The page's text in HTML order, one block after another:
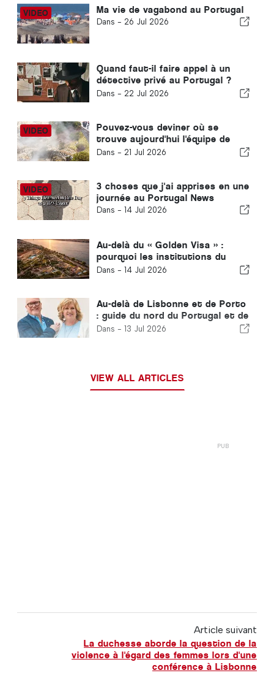
Ma vie de vagabond au Portugal
Dans - 26 Jul 2026
Quand faut-il faire appel à un
détective privé au Portugal ?
Cinq situations où des
Dans - 22 Jul 2026
Pouvez-vous deviner où se
trouve aujourd'hui l'équipe de
The Portugal News ?
Dans - 21 Jul 2026
3 choses que j'ai apprises en une
journée au Portugal News
Dans - 14 Jul 2026
Au-delà du « Golden Visa » :
pourquoi les institutions du
Golfe continuent d'investir au
Dans - 14 Jul 2026
Au-delà de Lisbonne et de Porto
: guide du nord du Portugal et de
la Côte d'Argent
Dans - 13 Jul 2026
VIEW ALL ARTICLES
Article suivant
La duchesse aborde la question de la
violence à l'égard des femmes lors d'une
conférence à Lisbonne